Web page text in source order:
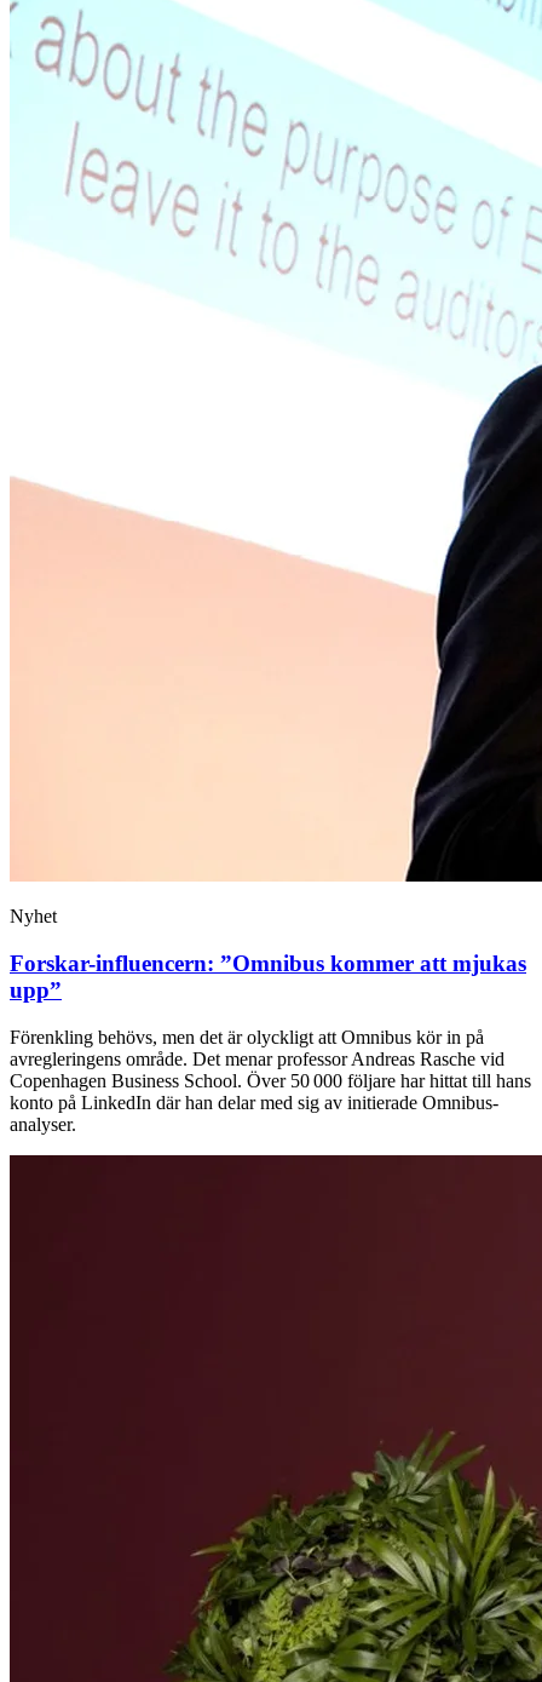
Nyhet
Forskar-influencern: ”Omnibus kommer att mjukas
upp”
Förenkling behövs, men det är olyckligt att Omnibus kör in på
avregleringens område. Det menar professor Andreas Rasche vid
Copenhagen Business School. Över 50 000 följare har hittat till hans
konto på LinkedIn där han delar med sig av initierade Omnibus-
analyser.